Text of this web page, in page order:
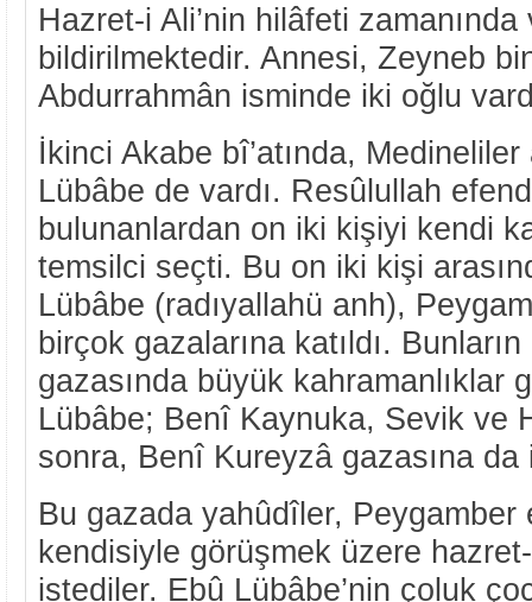
Hazret-i Ali’nin hilâfeti
bildirilmektedir. Annesi, Zeyneb
Abdurrahmân isminde iki oğlu
İkinci Akabe bî’atında,
Lübâbe de vardı. Resûlullah
bulunanlardan on iki kişiyi kendi
temsilci seçti. Bu on iki kişi
Lübâbe (radıyallahü anh),
birçok gazalarına katıldı.
gazasında büyük kahramanlıklar
Lübâbe; Benî Kaynuka, Sevik ve
sonra, Benî Kureyzâ gazasına
Bu gazada yahûdîler, Peygamber
kendisiyle görüşmek üzere
istediler. Ebû Lübâbe’nin çoluk